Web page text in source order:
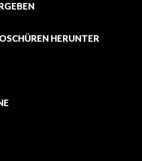
HERUNTER